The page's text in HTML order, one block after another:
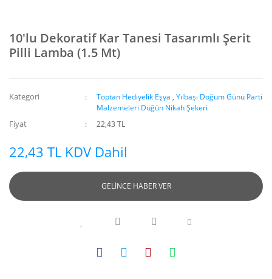
10'lu Dekoratif Kar Tanesi Tasarımlı Şerit
Pilli Lamba (1.5 Mt)
Kategori Toptan Hediyelik Eşya ,Yılbaşı Doğum Günü Parti
Malzemeleri Düğün Nikah Şekeri
Fiyat 22,43 TL
22,43 TL KDV Dahil
GELİNCE HABER VER